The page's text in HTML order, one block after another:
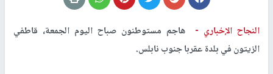
النجاح الإخباري -
هاجم مستوطنون صباح اليوم الجمعة، قاطفي
الزيتون في بلدة عقربا جنوب نابلس.